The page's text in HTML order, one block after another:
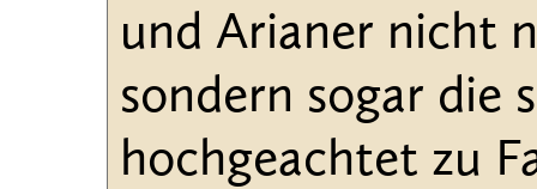
und Arianer nicht
sondern sogar die
hochgeachtet zu